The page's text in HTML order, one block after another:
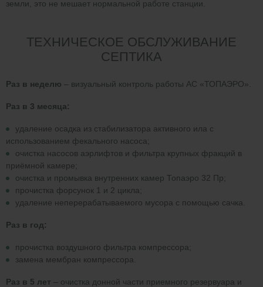
земли, это не мешает нормальной работе станции.
ТЕХНИЧЕСКОЕ ОБСЛУЖИВАНИЕ
СЕПТИКА
Раз в неделю – визуальный контроль работы АС «ТОПАЭРО».
Раз в 3 месяца:
удаление осадка из стабилизатора активного ила с
использованием фекального насоса;
очистка насосов аэрлифтов и фильтра крупных фракций в
приёмной камере;
очистка и промывка внутренних камер Топаэро 32 Пр;
прочистка форсунок 1 и 2 цикла;
удаление неперерабатываемого мусора с помощью сачка.
Раз в год:
прочистка воздушного фильтра компрессора;
замена мембран компрессора.
Раз в 5 лет – очистка донной части приемного резервуара и